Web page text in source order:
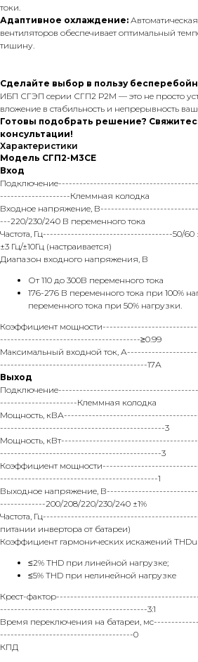
токи.
Адаптивное охлаждение:
вентиляторов обеспечивает оптимальный
тишину.
Сделайте выбор в пользу
ИБП СГЭП серии СГП2 Р2М — это не просто
вложение в стабильность и непрерывность
Готовы подобрать решение?
консультации!
Характеристики
Модель СГП2-М3СЕ
Вход
--------------------Клеммная колодка
Входное напряжение,
---220/230/240 В переменного тока
Частота, Гц-------------------------------------50/60
±3 Гц/±10Гц (настраивается)
Диапазон входного напряжения, В
От 110 до 300В переменного тока
176-276 В переменного тока при 100%
переменного тока при 50% нагрузки.
Коэффициент
----------------------------------------≥0.99
Максимальный входной ток,
------------------------------------------17А
Выход
----------------------Клеммная колодка
Мощность,
-----------------------------------------------3
Мощность,
----------------------------------------------3
Коэффициент
---------------------------------------------1
Выходное напряжение,
-------------200/208/220/230/240 ±1%
Частота,
питании инвертора от батареи)
Коэффициент гармонических искажений THDu
≤2% THD при линейной нагрузке;
≤5% THD при нелинейной нагрузке
Крест-
------------------------------------------3:1
Время переключения на батареи,
--------------------------------------0
КПД